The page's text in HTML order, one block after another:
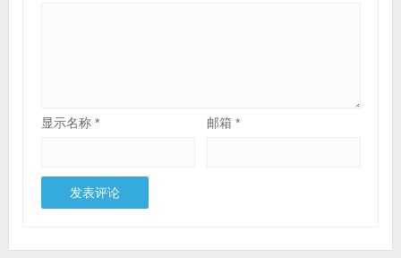
显示名称 * 邮箱*